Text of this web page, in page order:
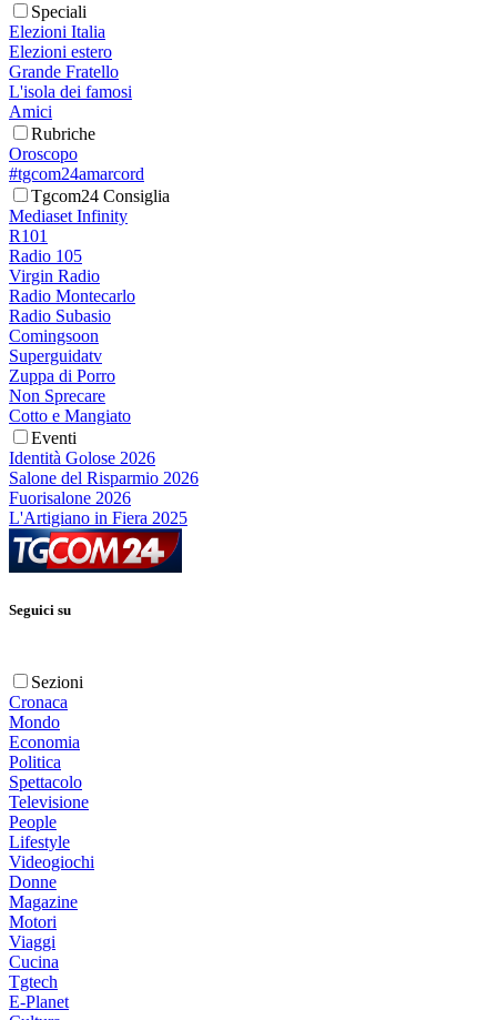
Speciali
Elezioni Italia
Elezioni estero
Grande Fratello
L'isola dei famosi
Amici
Rubriche
Oroscopo
#tgcom24amarcord
Tgcom24 Consiglia
Mediaset Infinity
R101
Radio 105
Virgin Radio
Radio Montecarlo
Radio Subasio
Comingsoon
Superguidatv
Zuppa di Porro
Non Sprecare
Cotto e Mangiato
Eventi
Identità Golose 2026
Salone del Risparmio 2026
Fuorisalone 2026
L'Artigiano in Fiera 2025
Seguici su
Sezioni
Cronaca
Mondo
Economia
Politica
Spettacolo
Televisione
People
Lifestyle
Videogiochi
Donne
Magazine
Motori
Viaggi
Cucina
Tgtech
E-Planet